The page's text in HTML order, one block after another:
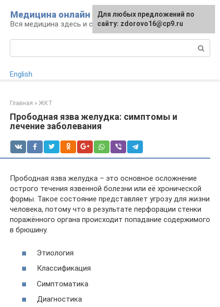
контенту
Медицина онлайн
Вся медицина здесь и сейчас
English
Главная » ЖКТ
Прободная язва желудка: симптомы и
лечение заболевания
Прободная язва желудка – это основное осложнение
острого течения язвенной болезни или её хронической
формы. Такое состояние представляет угрозу для жизни
человека, потому что в результате перфорации стенки
поражённого органа происходит попадание содержимого
в брюшину.
Этиология
Классификация
Симптоматика
Диагностика
Для любых предложений по
сайту: zdorovo16@cp9.ru